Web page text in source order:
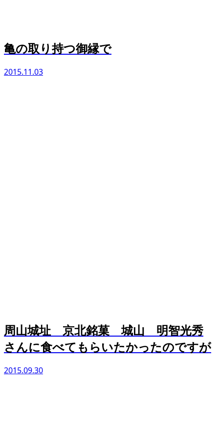
亀の取り持つ御縁で
2015.11.03
周山城址 京北銘菓 城山 明智光秀
さんに食べてもらいたかったのですが
2015.09.30